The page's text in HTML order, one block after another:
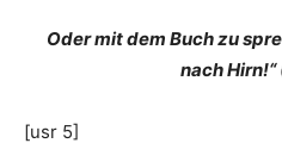
Oder mit dem Buch zu
nach
[usr 5]